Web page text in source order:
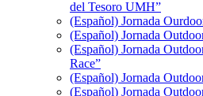
del Tesoro UMH”
(Español) Jornada
(Español) Jornada
(Español) Jornada
Race”
(Español) Jornada
(Español) Jornada